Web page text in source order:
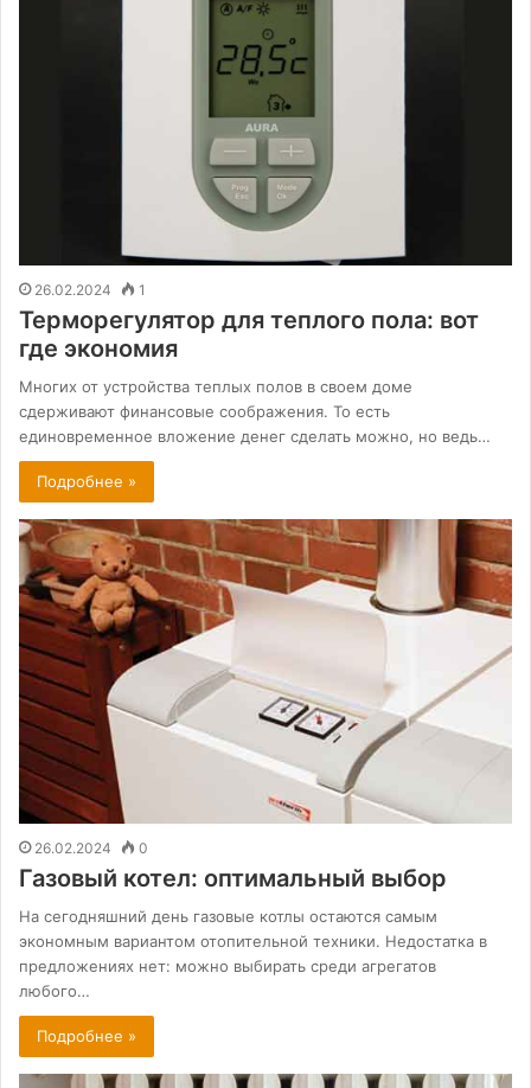
26.02.2024 1
Терморегулятор для теплого пола: вот
где экономия
Многих от устройства теплых полов в своем доме
сдерживают финансовые соображения. То есть
единовременное вложение денег сделать можно, но ведь…
Подробнее »
26.02.2024 0
Газовый котел: оптимальный выбор
На сегодняшний день газовые котлы остаются самым
экономным вариантом отопительной техники. Недостатка в
предложениях нет: можно выбирать среди агрегатов
любого…
Подробнее »